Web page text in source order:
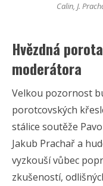
Calin, J.
Hvězdná
moderátora
Velkou pozornost
porotcovských
stálice soutěže
Jakub Prachař a
vyzkouší vůbec
zkušeností,